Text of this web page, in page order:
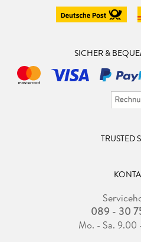
SICHER &
TRUSTED
089 - 30
Mo. - Sa. 9.00